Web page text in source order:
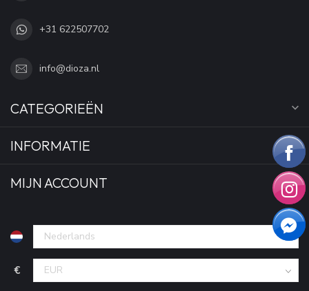
+31 622507702
info@dioza.nl
CATEGORIEËN
INFORMATIE
MIJN ACCOUNT
€